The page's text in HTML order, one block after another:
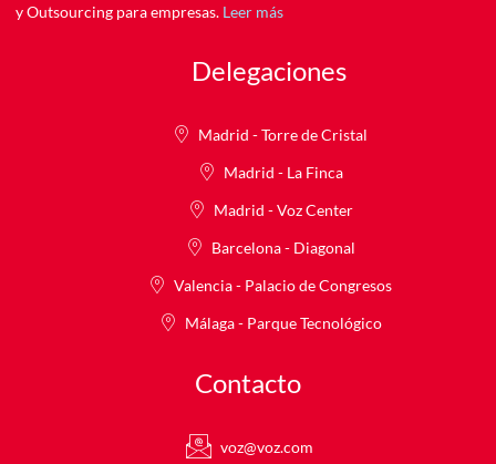
y Outsourcing para empresas. Leer más
Delegaciones
Madrid - Torre de Cristal
Madrid - La Finca
Madrid - Voz Center
Barcelona - Diagonal
Valencia - Palacio de Congresos
Málaga - Parque Tecnológico
Contacto
voz@voz.com